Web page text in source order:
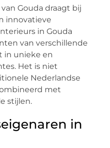
Gouda draagt bij
innovatieve
in Gouda
van verschillende
in unieke en
Het is niet
Nederlandse
met
stijlen.
in